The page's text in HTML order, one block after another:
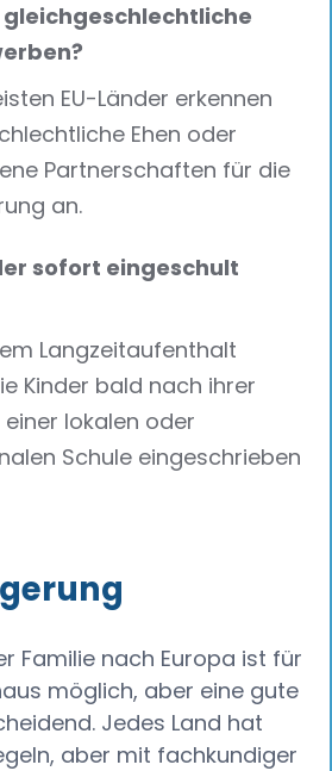
gleichgeschlechtliche
EU-Länder erkennen
Ehen oder
Partnerschaften für die
an.
sofort eingeschult
Langzeitaufenthalt
Kinder bald nach ihrer
lokalen oder
Schule eingeschrieben
Familie nach Europa ist für
möglich, aber eine gute
Jedes Land hat
aber mit fachkundiger